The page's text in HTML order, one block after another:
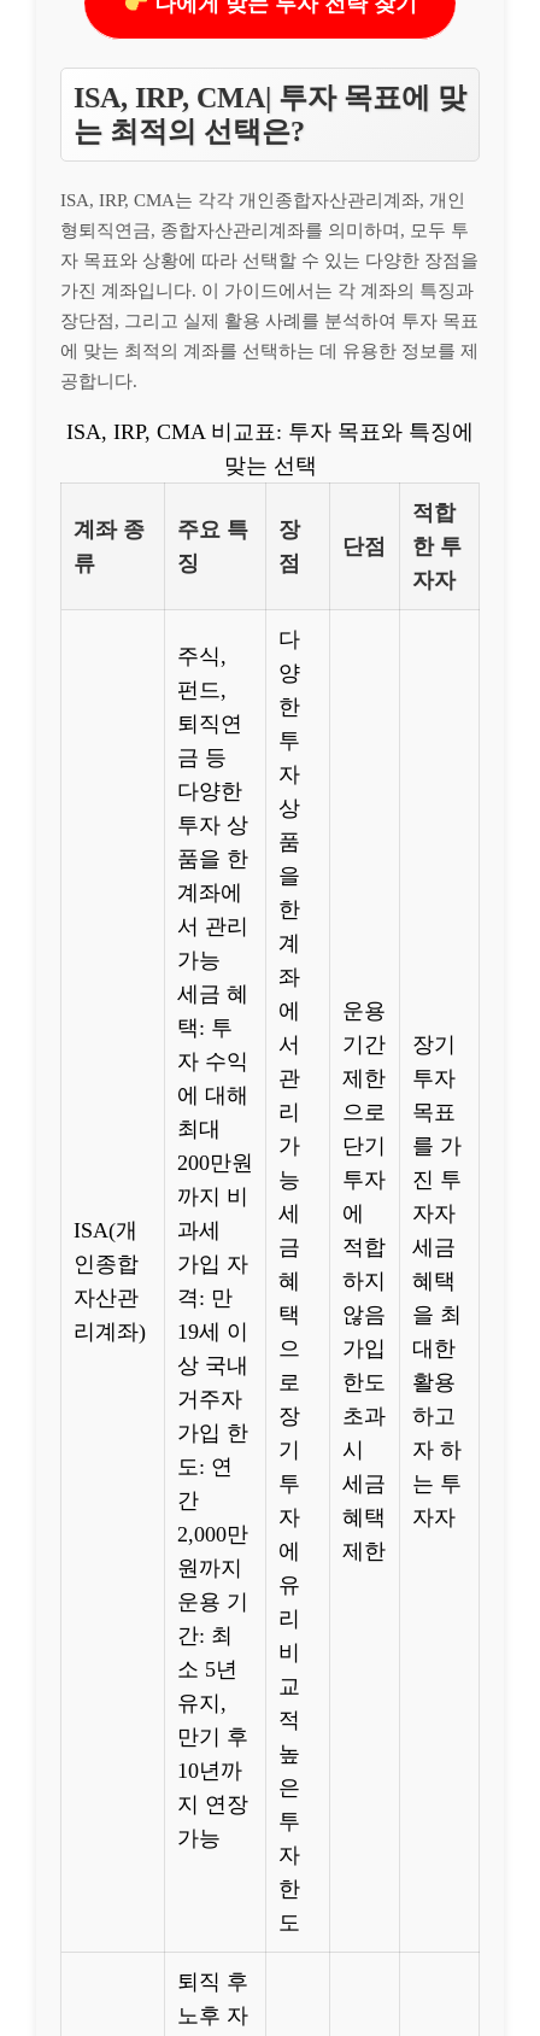
ISA, IRP, CMA| 투자 목표에 맞
는 최적의 선택은?
ISA, IRP, CMA는 각각 개인종합자산관리계좌, 개인
형퇴직연금, 종합자산관리계좌를 의미하며, 모두 투
자 목표와 상황에 따라 선택할 수 있는 다양한 장점을
가진 계좌입니다. 이 가이드에서는 각 계좌의 특징과
장단점, 그리고 실제 활용 사례를 분석하여 투자 목표
에 맞는 최적의 계좌를 선택하는 데 유용한 정보를 제
공합니다.
ISA, IRP, CMA 비교표: 투자 목표와 특징에
맞는 선택
계좌 종
류
주요 특
징
장
점
단점
적합
한 투
자자
ISA(개
인종합
자산관
리계좌)
주식,
펀드,
퇴직연
금 등
다양한
투자 상
품을 한
계좌에
서 관리
가능
세금 혜
택: 투
자 수익
에 대해
최대
200만원
까지 비
과세
가입 자
격: 만
19세 이
상 국내
거주자
가입 한
도: 연
간
2,000만
원까지
운용 기
간: 최
소 5년
유지,
만기 후
10년까
지 연장
가능
다
양
한
투
자
상
품
을
한
계
좌
에
서
관
리
가
능
세
금
혜
택
으
로
장
기
투
자
에
유
리
비
교
적
높
은
투
자
한
도
운용
기간
제한
으로
단기
투자
에
적합
하지
않음
가입
한도
초과
시
세금
혜택
제한
장기
투자
목표
를 가
진 투
자자
세금
혜택
을 최
대한
활용
하고
자 하
는 투
자자
퇴직 후
노후 자